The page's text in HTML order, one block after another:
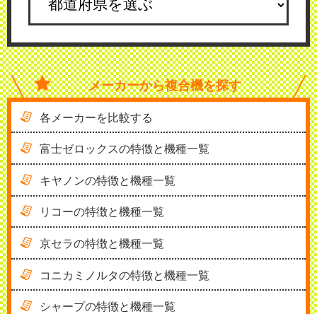
メーカーから複合機を探す
各メーカーを比較する
富士ゼロックスの特徴と機種一覧
キヤノンの特徴と機種一覧
リコーの特徴と機種一覧
京セラの特徴と機種一覧
コニカミノルタの特徴と機種一覧
シャープの特徴と機種一覧